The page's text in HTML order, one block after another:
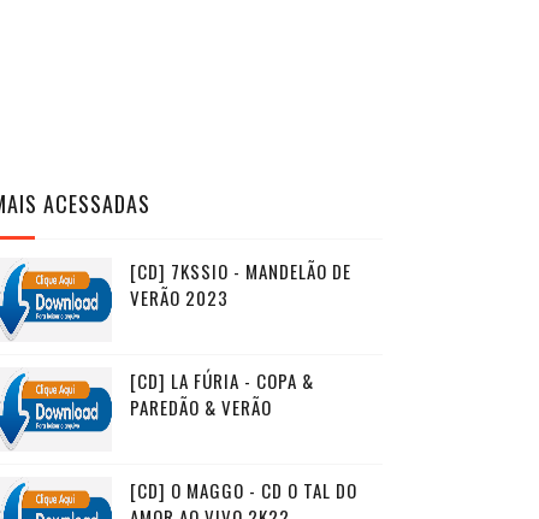
ACESSADAS
[CD] 7KSSIO - MANDELÃO DE
VERÃO 2023
[CD] LA FÚRIA - COPA &
PAREDÃO & VERÃO
[CD] O MAGGO - CD O TAL DO